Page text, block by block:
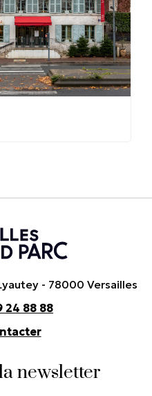
- 78000 Versailles
24 88 88
newsletter